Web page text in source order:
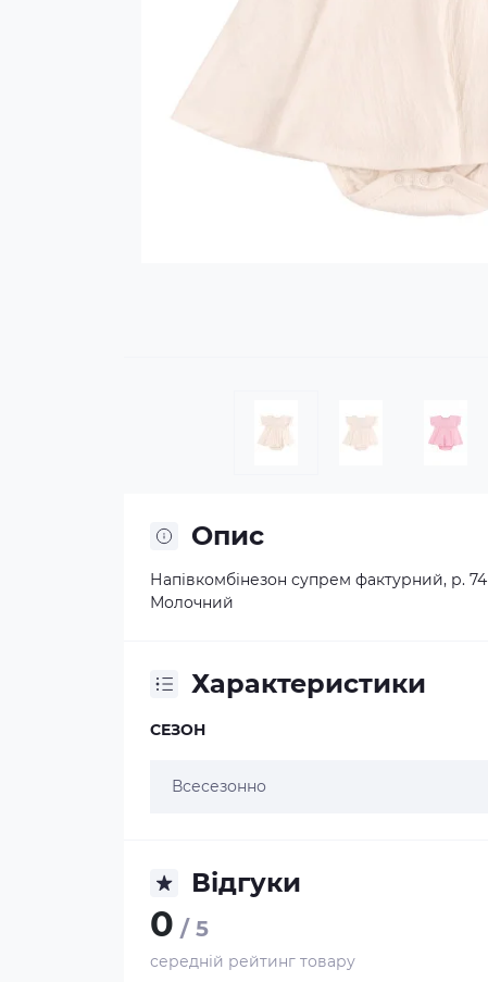
Опис
Напівкомбінезон супрем фактурний, р. 74
Молочний
Характеристики
СЕЗОН
Всесезонно
Відгуки
0 / 5
середній рейтинг товару